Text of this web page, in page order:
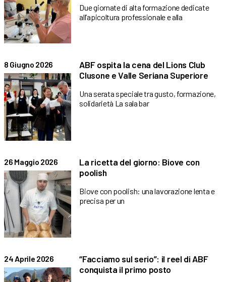
Due giornate di alta formazione dedicate
all’apicoltura professionale e alla
8 Giugno 2026
ABF ospita la cena del Lions Club
Clusone e Valle Seriana Superiore
Una serata speciale tra gusto, formazione,
solidarietà La sala bar
26 Maggio 2026
La ricetta del giorno: Biove con
poolish
Biove con poolish: una lavorazione lenta e
precisa per un
24 Aprile 2026
“Facciamo sul serio”: il reel di ABF
conquista il primo posto